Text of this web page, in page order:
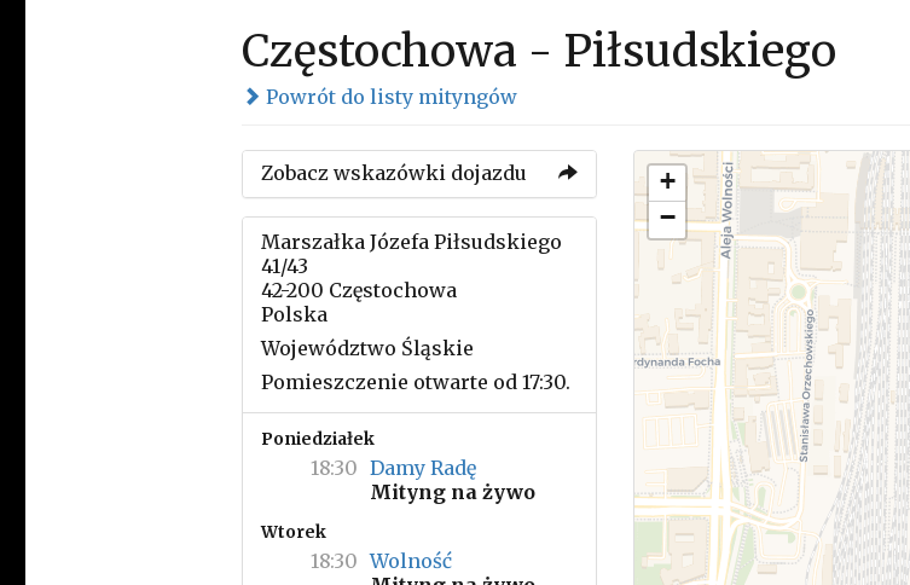
Częstochowa - Piłsudskiego
Powrót do listy mityngów
Zobacz wskazówki dojazdu
Marszałka Józefa Piłsudskiego
41/43
42-200 Częstochowa
Polska
Województwo Śląskie
Pomieszczenie otwarte od 17:30.
Poniedziałek
18:30 Damy Radę
Mityng na żywo
Wtorek
18:30 Wolność
+
−